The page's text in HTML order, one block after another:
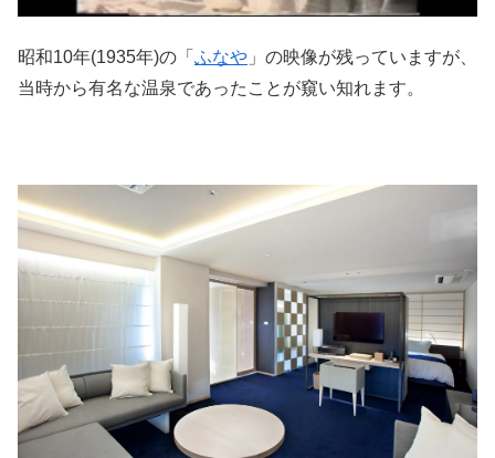
昭和10年(1935年)の「 ふなや 」の映像が残っていますが、
当時から有名な温泉であったことが窺い知れます。